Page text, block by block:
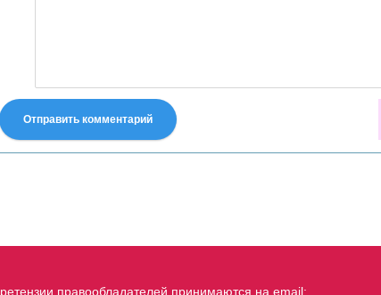
Отправить комментарий
правообладателей принимаются на email: